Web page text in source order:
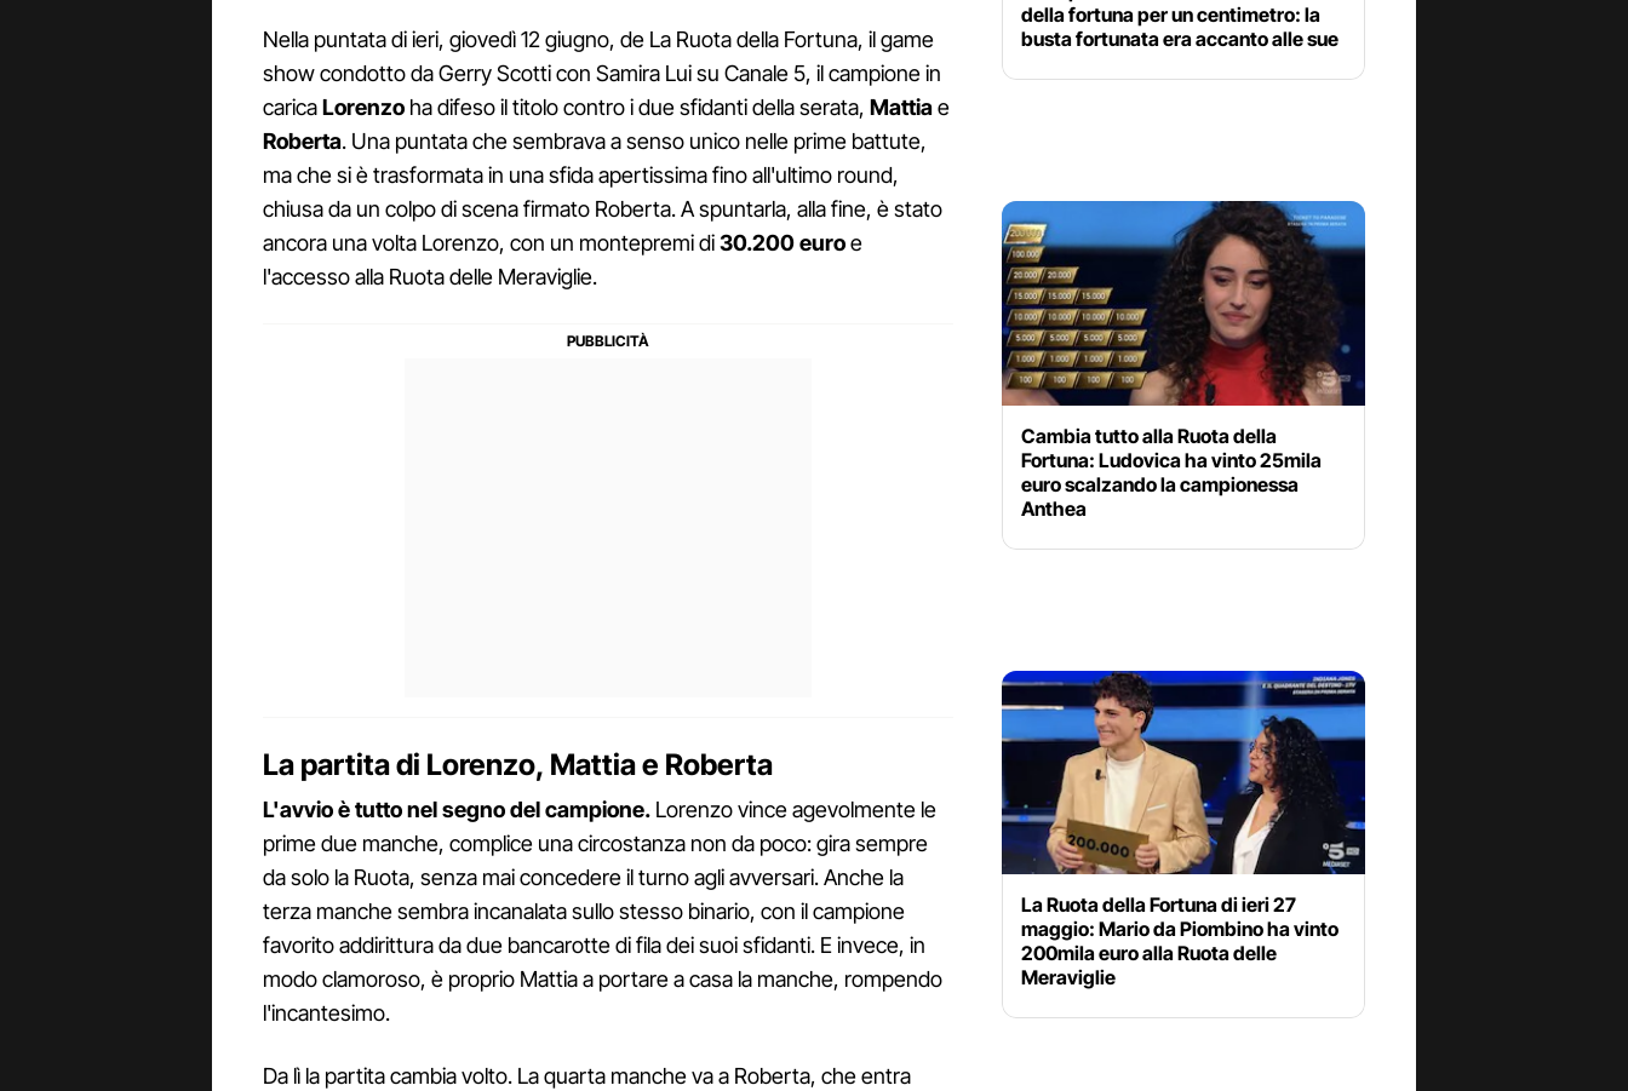
Nella puntata di ieri, giovedì 12 giugno, de La Ruota della Fortuna, il game
show condotto da Gerry Scotti con Samira Lui su Canale 5, il campione in
caricaLorenzo ha difeso il titolo contro i due sfidanti della serata, Mattiae
Roberta. Una puntata che sembrava a senso unico nelle prime battute,
ma che si è trasformata in una sfida apertissima fino all'ultimo round,
chiusa da un colpo di scena firmato Roberta. A spuntarla, alla fine, è stato
ancora una volta Lorenzo, con un montepremi di30.200 euroe
l'accesso alla Ruota delle Meraviglie.
La partita di Lorenzo, Mattia e Roberta
L'avvio è tutto nel segno del campione. Lorenzo vince agevolmente le
prime due manche, complice una circostanza non da poco: gira sempre
da solo la Ruota, senza mai concedere il turno agli avversari. Anche la
terza manche sembra incanalata sullo stesso binario, con il campione
favorito addirittura da due bancarotte di fila dei suoi sfidanti. E invece, in
modo clamoroso, è proprio Mattia a portare a casa la manche, rompendo
l'incantesimo.
Da lì la partita cambia volto. La quarta manche va a Roberta, che entra
della fortuna per un centimetro: la
busta fortunata era accanto alle sue
Cambia tutto alla Ruota della
Fortuna: Ludovica ha vinto 25mila
euro scalzando la campionessa
Anthea
La Ruota della Fortuna di ieri 27
maggio: Mario da Piombino ha vinto
200mila euro alla Ruota delle
Meraviglie